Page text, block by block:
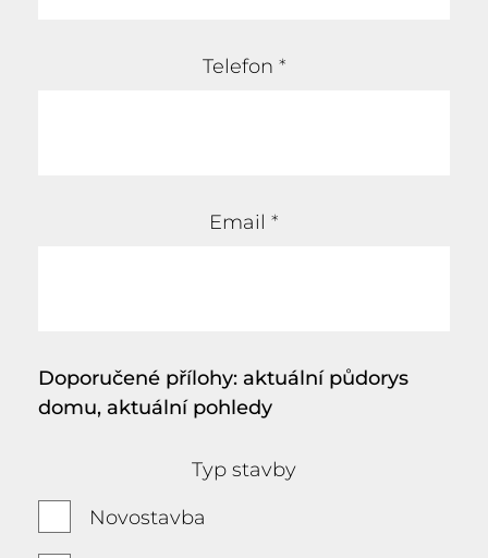
Telefon *
Email *
Doporučené přílohy: aktuální půdorys
domu, aktuální pohledy
Typ stavby
Novostavba